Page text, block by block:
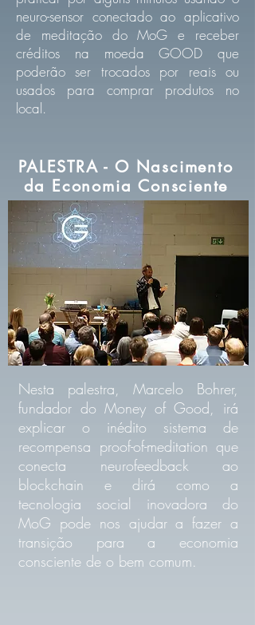
neuro-sensor conectado ao aplicativo
de meditação do MoG e receber
créditos na moeda GOOD que
poderão ser trocados por reais ou
usados para comprar produtos no
local.
PALESTRA - O Nascimento
da Economia Consciente
Nesta palestra, Marcelo Bohrer,
fundador do Money of Good, irá
explicar o inédito sistema de
recompensa proof-of-meditation que
conecta neurofeedback ao
blockchain e dirá como a
tecnologia social inovadora do
MoG pode nos ajudar a fazer a
transição para a economia
consciente de o bem comum.